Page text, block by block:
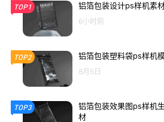
TOP1 铝箔包装设计ps样机素
6小时前
TOP2 铝箔包装塑料袋ps样机
8月5日
TOP3
铝箔包装效果图ps样机
材